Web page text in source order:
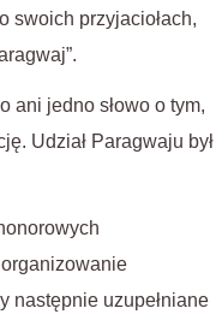
swoich przyjaciołach,
ani jedno słowo o tym,
Udział Paragwaju był
następnie uzupełniane